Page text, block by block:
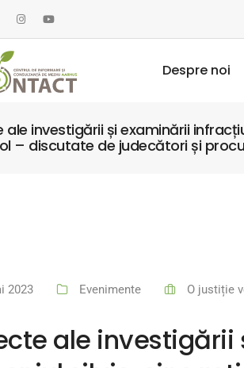
Despre noi
ale investigării și examinării
– discutate de judecători și
2023 Evenimente O justiție
ale